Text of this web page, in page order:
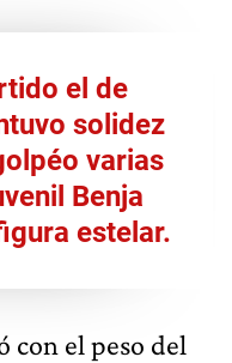
el de
solidez
varias
Benja
estelar.
con el peso del